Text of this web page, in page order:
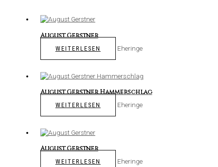
August Gerstner
WEITERLESEN Eheringe
August Gerstner Hammerschlag
WEITERLESEN Eheringe
August Gerstner
WEITERLESEN Eheringe